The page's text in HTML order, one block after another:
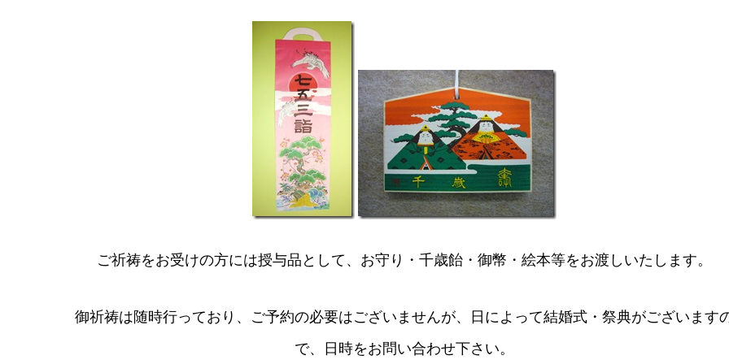
ご祈祷をお受けの方には授与品として、お守り・千歳飴・御幣・絵本等をお渡しいたします。
御祈祷は随時行っており、ご予約の必要はございませんが、日によって結婚式・祭典がございます
で、日時をお問い合わせ下さい。